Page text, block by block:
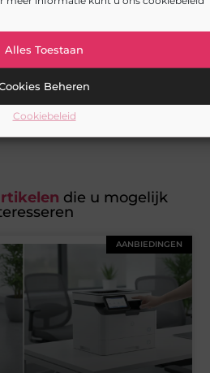
Alles Toestaan
Beheren
Cookiebeleid
al doorgenomen?
artikelen niet aan je
die u mogelijk
AANBIEDINGEN